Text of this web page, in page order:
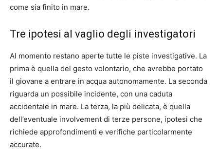
come sia finito in mare.
Tre ipotesi al vaglio degli investigatori
Al momento restano aperte tutte le piste investigative. La
prima è quella del gesto volontario, che avrebbe portato
il giovane a entrare in acqua autonomamente. La seconda
riguarda un possibile incidente, con una caduta
accidentale in mare. La terza, la più delicata, è quella
dell’eventuale involvement di terze persone, ipotesi che
richiede approfondimenti e verifiche particolarmente
accurate.